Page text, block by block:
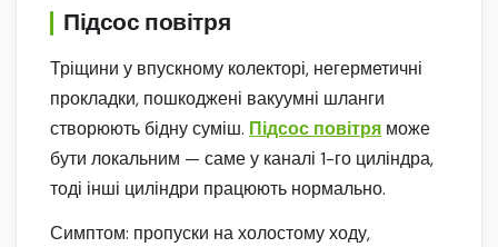
Підсос повітря
Тріщини у впускному колекторі, негерметичні
прокладки, пошкоджені вакуумні шланги
створюють бідну суміш. Підсос повітря може
бути локальним — саме у каналі 1-го циліндра,
тоді інші циліндри працюють нормально.
Симптом: пропуски на холостому ходу,